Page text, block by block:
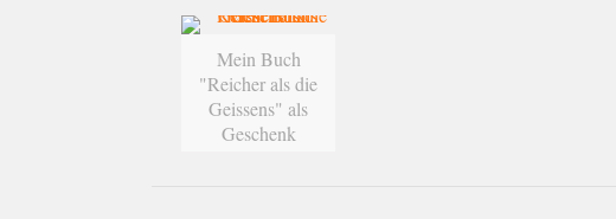
Mein Buch
"Reicher als die
Geissens" als
Geschenk